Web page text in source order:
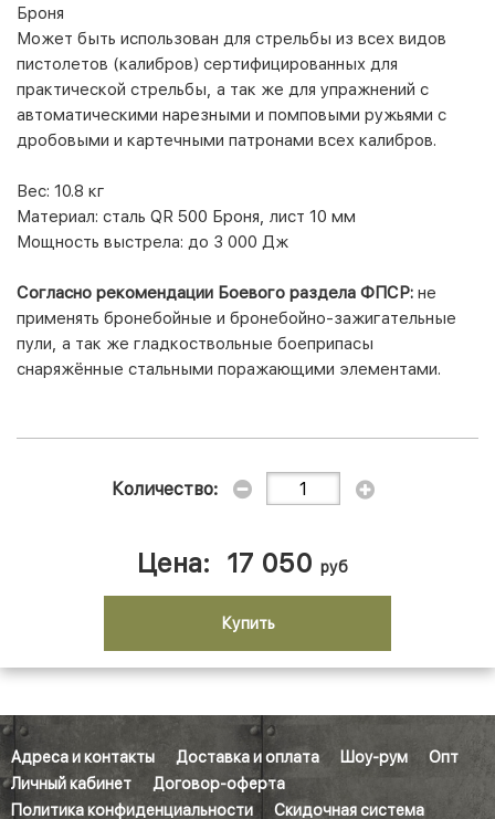
Броня
Может быть использован для стрельбы из всех видов
пистолетов (калибров) сертифицированных для
практической стрельбы, а так же для упражнений с
автоматическими нарезными и помповыми ружьями с
дробовыми и картечными патронами всех калибров.
Вес: 10.8 кг
Материал: сталь QR 500 Броня, лист 10 мм
Мощность выстрела: до 3 000 Дж
Согласно рекомендации Боевого раздела ФПСР: не
применять бронебойные и бронебойно-зажигательные
пули, а так же гладкоствольные боеприпасы
снаряжённые стальными поражающими элементами.
Количество:
Цена: 17 050 руб
Купить
Адреса и контакты Доставка и оплата Шоу-рум
Опт
Личный кабинет
Договор-оферта
Политика конфиденциальности
Скидочная система